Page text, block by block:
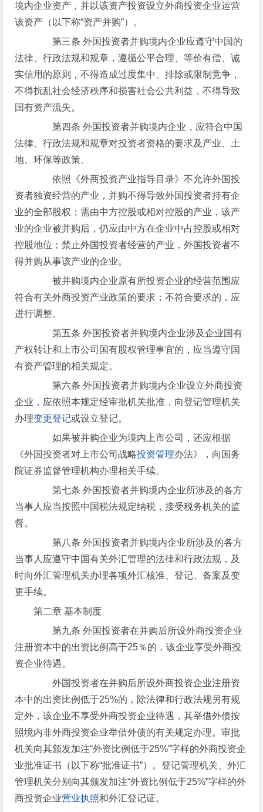
境内企业资产，并以该资产投资设立外商投资企业运营
该资产（以下称“资产并购”）。
第三条 外国投资者并购境内企业应遵守中国的
法律、行政法规和规章，遵循公平合理、等价有偿、诚
实信用的原则，不得造成过度集中、排除或限制竞争，
不得扰乱社会经济秩序和损害社会公共利益，不得导致
国有资产流失。
第四条 外国投资者并购境内企业，应符合中国
法律、行政法规和规章对投资者资格的要求及产业、土
地、环保等政策。
依照《外商投资产业指导目录》不允许外国投
资者独资经营的产业，并购不得导致外国投资者持有企
业的全部股权；需由中方控股或相对控股的产业，该产
业的企业被并购后，仍应由中方在企业中占控股或相对
控股地位；禁止外国投资者经营的产业，外国投资者不
得并购从事该产业的企业。
被并购境内企业原有所投资企业的经营范围应
符合有关外商投资产业政策的要求；不符合要求的，应
进行调整。
第五条 外国投资者并购境内企业涉及企业国有
产权转让和上市公司国有股权管理事宜的，应当遵守国
有资产管理的相关规定。
第六条 外国投资者并购境内企业设立外商投资
企业，应依照本规定经审批机关批准，向登记管理机关
办理变更登记或设立登记。
如果被并购企业为境内上市公司，还应根据
《外国投资者对上市公司战略投资管理办法》，向国务
院证券监督管理机构办理相关手续。
第七条 外国投资者并购境内企业所涉及的各方
当事人应当按照中国税法规定纳税，接受税务机关的监
督。
第八条 外国投资者并购境内企业所涉及的各方
当事人应遵守中国有关外汇管理的法律和行政法规，及
时向外汇管理机关办理各项外汇核准、登记、备案及变
更手续。
第二章 基本制度
第九条 外国投资者在并购后所设外商投资企业
注册资本中的出资比例高于25％的，该企业享受外商投
资企业待遇。
外国投资者在并购后所设外商投资企业注册资
本中的出资比例低于25%的，除法律和行政法规另有规
定外，该企业不享受外商投资企业待遇，其举借外债按
照境内非外商投资企业举借外债的有关规定办理。审批
机关向其颁发加注“外资比例低于25%”字样的外商投资企
业批准证书（以下称“批准证书”）。登记管理机关、外汇
管理机关分别向其颁发加注“外资比例低于25%”字样的外
商投资企业营业执照和外汇登记证。